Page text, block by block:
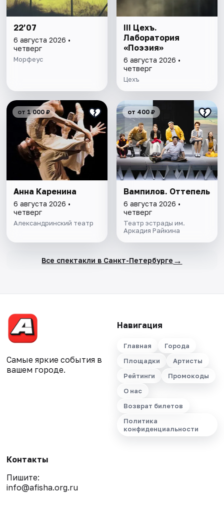
22’07
6 августа 2026 •
четверг
Морфеус
III Цехъ.
Лаборатория
«Поэзия»
6 августа 2026 •
четверг
Цехъ
от 1 000 ₽
Анна Каренина
6 августа 2026 •
четверг
Александринский театр
от 400 ₽
Вампилов. Оттепель
6 августа 2026 •
четверг
Театр эстрады им.
Аркадия Райкина
Все спектакли в Санкт-Петербурге →
Самые яркие события в
вашем городе.
Навигация
Главная
Города
Площадки
Артисты
Рейтинги
Промокоды
О нас
Возврат билетов
Политика
конфиденциальности
Контакты
Пишите:
info@afisha.org.ru